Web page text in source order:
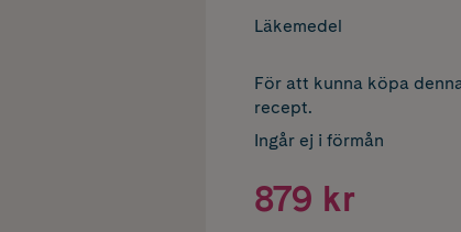
Läkemedel
För att kunna köpa
recept.
Ingår ej i förmån
879 kr